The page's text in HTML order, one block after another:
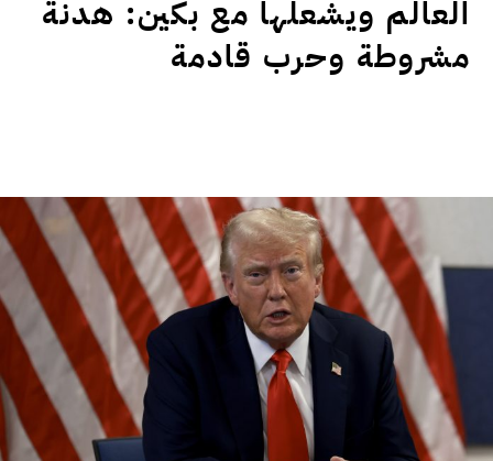
العالم ويشعلها مع بكين: هدنة
مشروطة وحرب قادمة